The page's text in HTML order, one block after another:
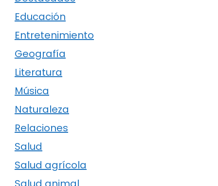
Educación
Entretenimiento
Geografía
Literatura
Música
Naturaleza
Relaciones
Salud
Salud agrícola